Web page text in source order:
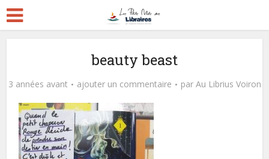
beauty beast
3 années avant ajouter un commentaire par Au Librius Voiron